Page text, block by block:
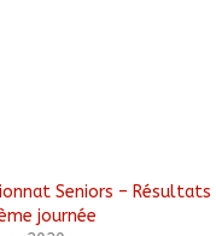
Seniors – Résultats
journée